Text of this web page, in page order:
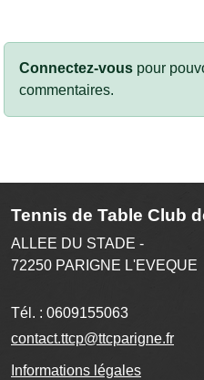
Connectez-vous pour
commentaires.
Tennis de Table Club
ALLEE DU STADE -
72250 PARIGNE L'EVEQUE
Tél. : 0609155063
contact.ttcp@ttcparigne.fr
Informations légales